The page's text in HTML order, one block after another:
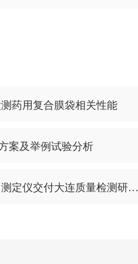
药用复合膜袋相关性能
案及举例试验分析
· BYT-01安全套爆破压力测定仪交付大连质量检测研究院